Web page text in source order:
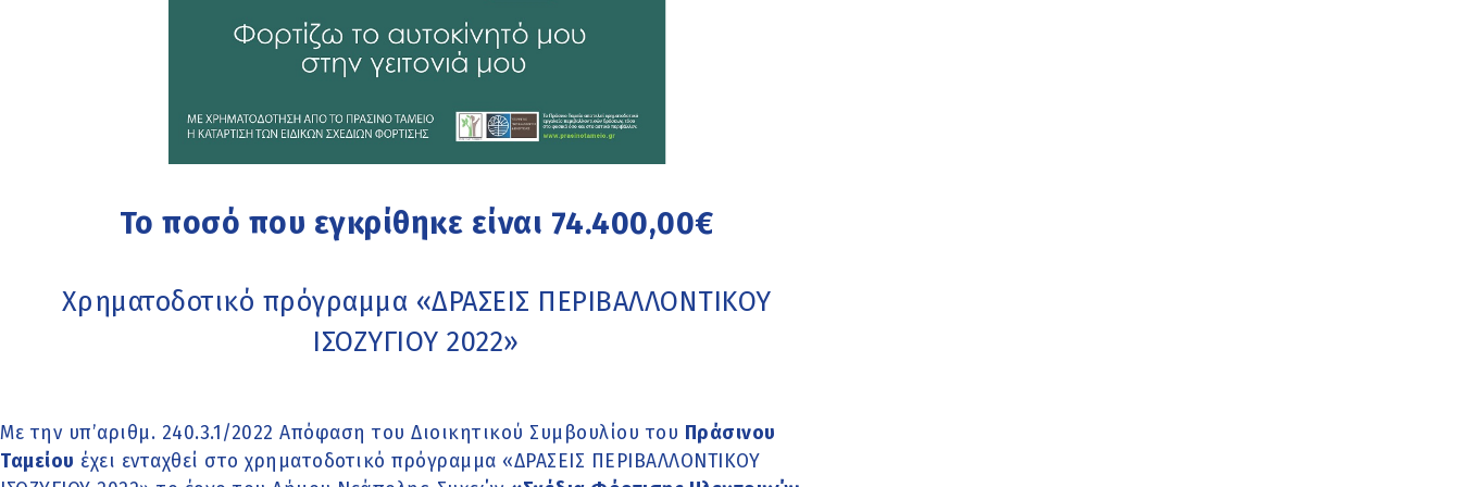
Το ποσό που εγκρίθηκε είναι 74.400,00€
Χρηματοδοτικό πρόγραμμα «ΔΡΑΣΕΙΣ ΠΕΡΙΒΑΛΛΟΝΤΙΚΟΥ
ΙΣΟΖΥΓΙΟΥ 2022»
Με την υπ’αριθμ. 240.3.1/2022 Απόφαση του Διοικητικού Συμβουλίου του Πράσινου
Ταμείου έχει ενταχθεί στο χρηματοδοτικό πρόγραμμα «ΔΡΑΣΕΙΣ ΠΕΡΙΒΑΛΛΟΝΤΙΚΟΥ